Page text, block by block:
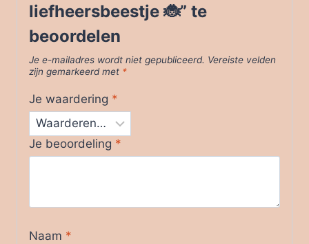
liefheersbeestje 🐞” te
beoordelen
Je e-mailadres wordt niet gepubliceerd. Vereiste velden
zijn gemarkeerd met *
Je waardering *
Je beoordeling *
Naam *